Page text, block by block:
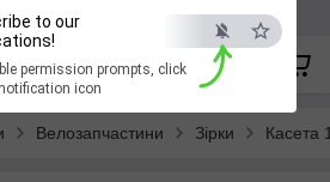
to our
permission prompts, click
icon
Велозапчастини Зiрки Касета